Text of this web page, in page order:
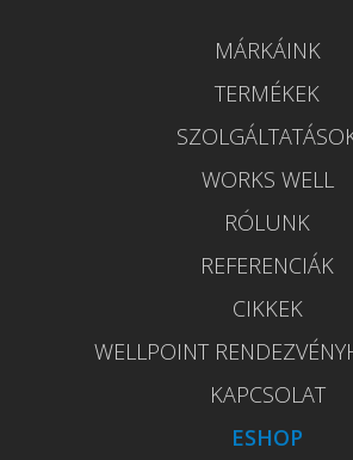
MÁRKÁINK
TERMÉKEK
WORKS WELL
RÓLUNK
REFERENCIÁK
CIKKEK
WELLPOINT
KAPCSOLAT
ESHOP